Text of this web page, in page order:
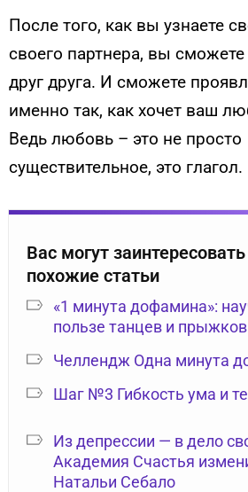
После того, как вы узнаете
своего партнера, вы
друг друга. И сможете
именно так, как хочет ваш
Ведь любовь – это не просто
существительное, это глагол.
Вас могут заинтересовать
похожие статьи
«1 минута дофамина»:
пользе танцев и прыжков
Челлендж Одна минута
Шаг №3 Гибкость ума и
Из депрессии — в дело
Академия Счастья
Натальи Себало